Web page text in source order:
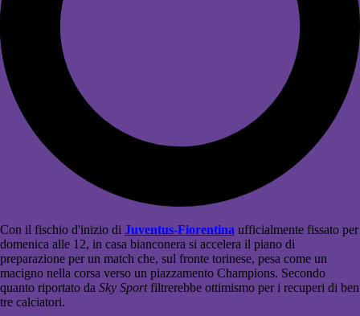
Con il fischio d'inizio di Juventus-Fiorentina ufficialmente fissato per
domenica alle 12, in casa bianconera si accelera il piano di
preparazione per un match che, sul fronte torinese, pesa come un
macigno nella corsa verso un piazzamento Champions. Secondo
quanto riportato da Sky Sportfiltrerebbe ottimismo per i recuperi di ben
tre calciatori.